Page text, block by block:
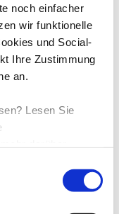
noch einfacher
wir funktionelle
und Social-
Ihre Zustimmung
an.
Lesen Sie
zaubern Sie im
den Tisch. Unsere